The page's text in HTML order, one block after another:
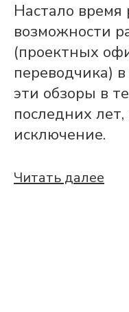
Настало время
возможности
(проектных
переводчика)
эти обзоры в
последних
исключение.
Читать далее